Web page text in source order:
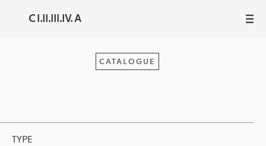
C I.II.III.IV. A III
CATALOGUE
TYPE